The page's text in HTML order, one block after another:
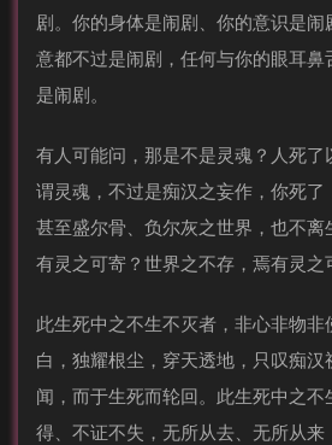
剧。你的身体是闹剧、你的意识是闹
意都不过是闹剧，任何与你的眼耳鼻
是闹剧。
有人可能问，那是不是灵魂？人死
谓灵魂，不过是痴汉之妄作，你死了
甚至盛尔骨、负尔灰之世界，也不
有灵之可寄？世界之不存，焉有灵之
此生死中之不生不灭者，非心非物
白，独耀根尘，穿天透地，只叹痴汉
闻，而于生死而轮回。此生死中之不
得、不证不失，无所从去、无所从来